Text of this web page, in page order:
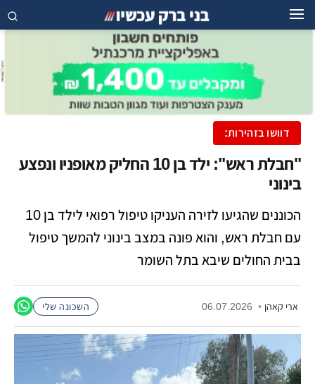
דוושו בזהירות:
"חבלת ראש": ילד בן 10 החליק מאופניו ונפצע
בינוני
הכוננים שהגיעו לזירה העניקו טיפול רפואי לילד בן 10
עם חבלת ראש, והוא פונה במצב בינוני להמשך טיפול
בבית החולים שיבא בתל השומר
ארי קאהן •
06.07.2026 השכונה שלי